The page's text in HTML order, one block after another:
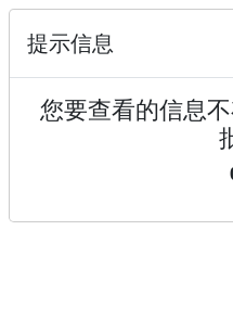
提示信息
您要查看的信息